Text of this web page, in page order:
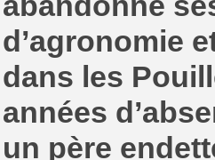
d’agronomie
dans les
années
un père